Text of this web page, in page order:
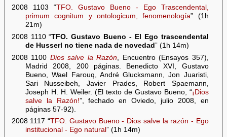
2008 1103 “TFO. Gustavo Bueno - Ego Trascendental,
primum cognitum y ontologicum, fenomenología” (1h
21m)
2008 1110 “TFO. Gustavo Bueno - El Ego trascendental
de Husserl no tiene nada de novedad ” (1h 14m)
2008 1100 Dios salve la Razón , Encuentro (Ensayos 357),
Madrid 2008, 200 páginas. Benedicto XVI, Gustavo
Bueno, Wael Farouq, André Glucksmann, Jon Juaristi,
Sari Nusseibeh, Javier Prades, Robert Spaemann,
Joseph H. H. Weiler. (El texto de Gustavo Bueno, “¡Dios
salve la Razón!”, fechado en Oviedo, julio 2008, en
páginas 57-92).
2008 1117 “TFO. Gustavo Bueno - Dios salve la razón - Ego
institucional - Ego natural ” (1h 14m)